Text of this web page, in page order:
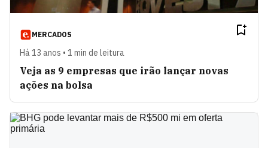
MERCADOS
Há 13 anos • 1 min de leitura
Veja as 9 empresas que irão lançar novas
ações na bolsa